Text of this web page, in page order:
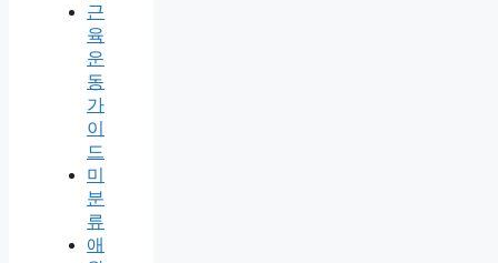
근
육
운
동
가
이
드
미
분
류
애